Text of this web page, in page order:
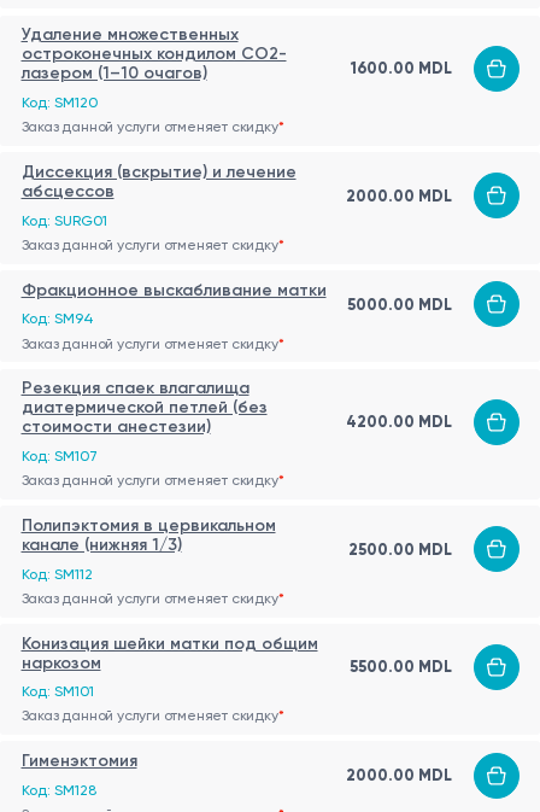
Удаление множественных
остроконечных кондилом CO2-
лазером (1–10 очагов)
Код: SM120
1600.00 MDL
Заказ данной услуги отменяет скидку*
Диссекция (вскрытие) и лечение
абсцессов
Код: SURG01
2000.00 MDL
Заказ данной услуги отменяет скидку*
Фракционное выскабливание матки
Код: SM94
5000.00 MDL
Заказ данной услуги отменяет скидку*
Резекция спаек влагалища
диатермической петлей (без
стоимости анестезии)
Код: SM107
4200.00 MDL
Заказ данной услуги отменяет скидку*
Полипэктомия в цервикальном
канале (нижняя 1/3)
Код: SM112
2500.00 MDL
Заказ данной услуги отменяет скидку*
Конизация шейки матки под общим
наркозом
Код: SM101
5500.00 MDL
Заказ данной услуги отменяет скидку*
Гименэктомия
Код: SM128
2000.00 MDL